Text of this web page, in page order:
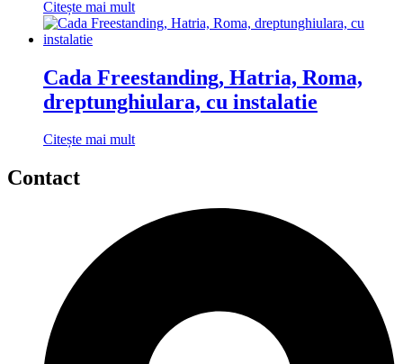
Citește mai mult
Cada Freestanding, Hatria, Roma,
dreptunghiulara, cu instalatie
Citește mai mult
Contact